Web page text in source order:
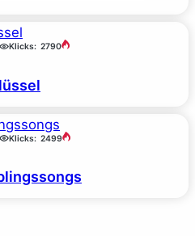
Klicks: 2790
Klicks: 2499